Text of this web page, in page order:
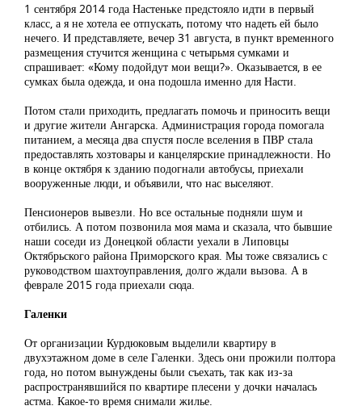
1 сентября 2014 года Настеньке предстояло идти в первый
класс, а я не хотела ее отпускать, потому что надеть ей было
нечего. И представляете, вечер 31 августа, в пункт временного
размещения стучится женщина с четырьмя сумками и
спрашивает: «Кому подойдут мои вещи?». Оказывается, в ее
сумках была одежда, и она подошла именно для Насти.
Потом стали приходить, предлагать помочь и приносить вещи
и другие жители Ангарска. Администрация города помогала
питанием, а месяца два спустя после вселения в ПВР стала
предоставлять хозтовары и канцелярские принадлежности. Но
в конце октября к зданию подогнали автобусы, приехали
вооруженные люди, и объявили, что нас выселяют.
Пенсионеров вывезли. Но все остальные подняли шум и
отбились. А потом позвонила моя мама и сказала, что бывшие
наши соседи из Донецкой области уехали в Липовцы
Октябрьского района Приморского края. Мы тоже связались с
руководством шахтоуправления, долго ждали вызова. А в
феврале 2015 года приехали сюда.
Галенки
От организации Курдюковым выделили квартиру в
двухэтажном доме в селе Галенки. Здесь они прожили полтора
года, но потом вынуждены были съехать, так как из-за
распространявшийся по квартире плесени у дочки началась
астма. Какое-то время снимали жилье.